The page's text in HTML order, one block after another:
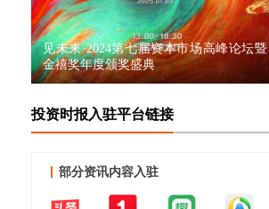
见未来·2024第七届资本市场高峰论坛暨
金禧奖年度颁奖盛典
投资时报入驻平台链接
部分资讯内容入驻